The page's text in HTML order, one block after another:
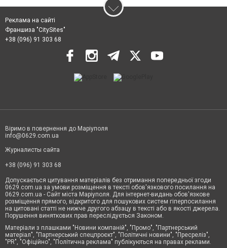
Реклама на сайті
Франшиза "CitySites"
+38 (096) 91 303 68
Віримо в повернення до Маріуполя
info@0629.com.ua
Журналисты сайта
+38 (096) 91 303 68
Допускається цитування матеріалів без отримання попередньої згоди
0629.com.ua за умови розміщення в тексті обов'язкового посилання на
0629.com.ua - Сайт міста Маріуполя. Для інтернет-видань обов'язкове
розміщення прямого, відкритого для пошукових систем гіперпосилання
на цитовані статті не нижче другого абзацу в тексті або в якості джерела.
Порушення виняткових прав переслідується Законом.
Матеріали з плашками "Новини компаній", "Промо", "Партнерський
матеріал", "Партнерський спецпроєкт", "Політичні новини", "Пресреліз",
"PR", "Офіційно", "Політична реклама" публікуються на правах реклами.